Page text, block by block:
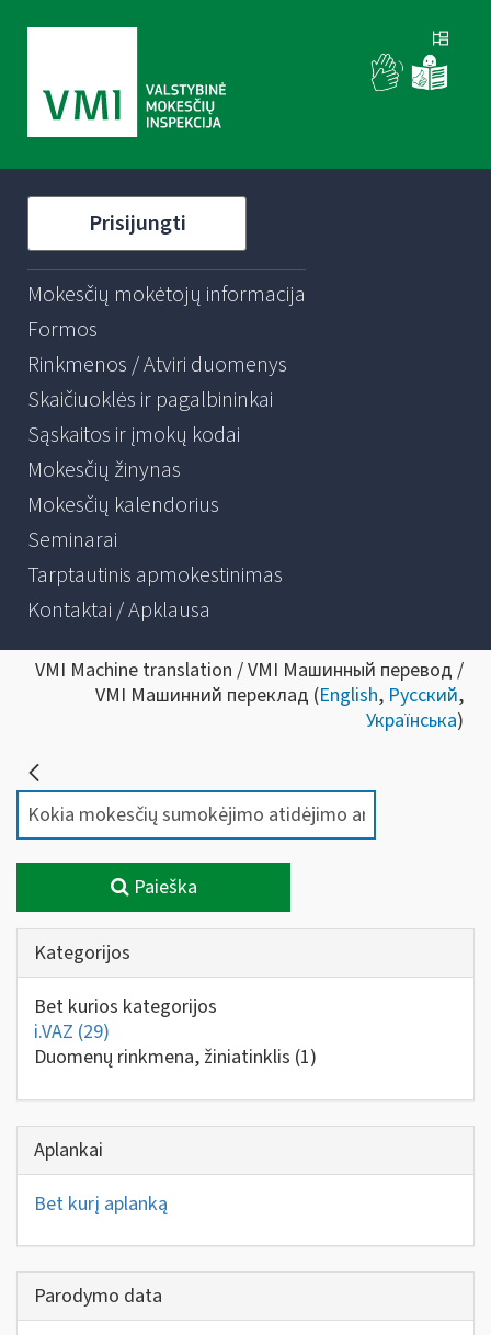
Prisijungti
Mokesčių mokėtojų informacija
Formos
Rinkmenos / Atviri duomenys
Skaičiuoklės ir pagalbininkai
Sąskaitos ir įmokų kodai
Mokesčių žinynas
Mokesčių kalendorius
Seminarai
Tarptautinis apmokestinimas
Kontaktai / Apklausa
VMI Machine translation / VMI Машинный перевод /
VMI Машинний переклад (English, Русский,
Українська)
Paieška
Kategorijos
Bet kurios kategorijos
i.VAZ (29)
Duomenų rinkmena, žiniatinklis (1)
Aplankai
Bet kurį aplanką
Parodymo data